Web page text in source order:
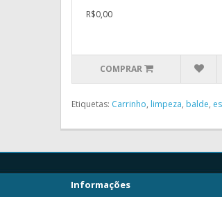
R$0,00
COMPRAR
Etiquetas: Carrinho, limpeza, balde,
Informações